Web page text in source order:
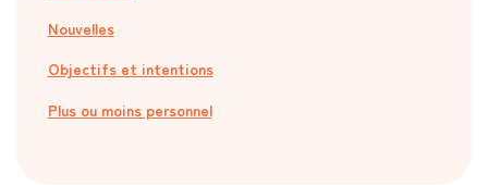
Nouvelles
Objectifs et intentions
Plus ou moins personnel